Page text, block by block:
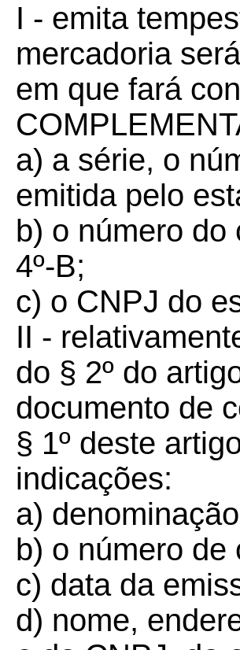
I - emita
mercadoria
em que fará
a) a série, o
emitida pelo
b) o número do
4º-B;
c) o CNPJ do
II -
do § 2º do
documento de
§ 1º deste
indicações:
a)
b) o número de
c) data da
d) nome,